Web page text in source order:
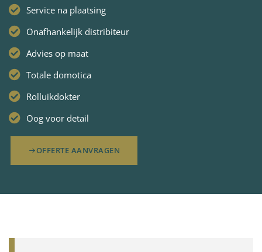
Service na plaatsing
Onafhankelijk distribiteur
Advies op maat
Totale domotica
Rolluikdokter
Oog voor detail
OFFERTE AANVRAGEN